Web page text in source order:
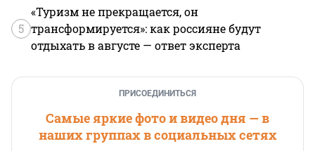
5
«Туризм не прекращается, он
трансформируется»: как россияне будут
отдыхать в августе — ответ эксперта
ПРИСОЕДИНИТЬСЯ
Самые яркие фото и видео дня — в
наших группах в социальных сетях